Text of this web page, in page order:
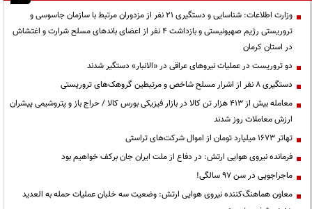
وزارت اطلاعات: شناسایی و دستگیری ۲۱ نفر از مزدوران مرتبط با سازمان جاسوسی و
تروریستی رژیم صهیونیستی و بازداشت ۴ نفر از اعضای باندهای مسلح شرارت و اغتشاش
در استان کرمان
دو تروریست در عملیات نیروهای عراقی در «الانبار» دستگیر شدند
دستگیری ۸ نفر از اشرار مسلح شاخص و مرتبطین گروهک‌های تروریستی
معامله بیش از ۴۱۳ هزار تن کالا در بازار فیزیکی بورس کالا / حراج باز و پتروشیمی پیشران
ارزش معاملات روز شدند
تهاتر ۱۶۷۳ میلیارد تومان از اموال شرکت‌های تراستی
فرمانده نیروی هوایی ارتش: در دفاع از ملت ایران جان برکف خواهیم بود
ماجراجویی در سن ۹۷ سالگی!
معاون هماهنگ‌کننده نیروی هوایی ارتش: وضعیت سه خلبان عملیات حمله به العدید